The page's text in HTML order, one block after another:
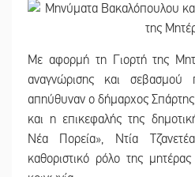
Με αφορμή τη Γιορτή της
αναγνώρισης και σεβασμού
απηύθυναν ο δήμαρχος
και η επικεφαλής της
Νέα Πορεία», Ντία
καθοριστικό ρόλο της